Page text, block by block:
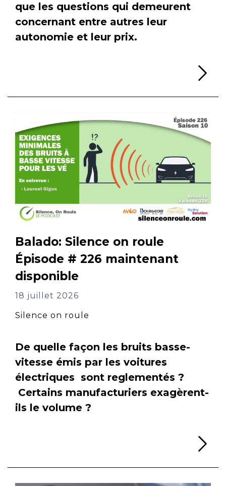
que les questions qui demeurent
concernant entre autres leur
autonomie et leur prix.
Balado: Silence on roule
Épisode # 226 maintenant
disponible
18 juillet 2026
Silence on roule
De quelle façon les bruits basse-
vitesse émis par les voitures
électriques sont reglementés ?
Certains manufacturiers exagèrent-
ils le volume ?